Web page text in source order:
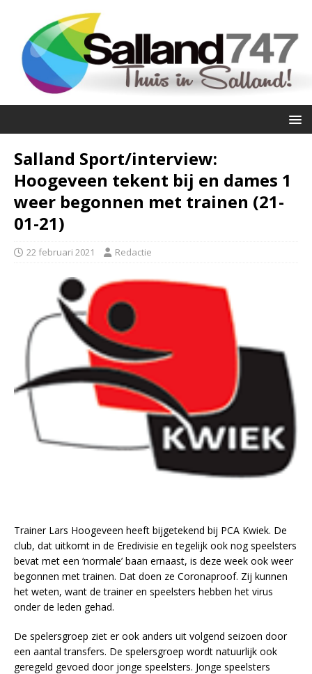
Salland Sport/interview:
Hoogeveen tekent bij en dames 1
weer begonnen met trainen (21-
01-21)
22 februari 2021 Redactie
Trainer Lars Hoogeveen heeft bijgetekend bij PCA Kwiek. De
club, dat uitkomt in de Eredivisie en tegelijk ook nog speelsters
bevat met een ‘normale’ baan ernaast, is deze week ook weer
begonnen met trainen. Dat doen ze Coronaproof. Zij kunnen
het weten, want de trainer en speelsters hebben het virus
onder de leden gehad.
De spelersgroep ziet er ook anders uit volgend seizoen door
een aantal transfers. De spelersgroep wordt natuurlijk ook
geregeld gevoed door jonge speelsters. Jonge speelsters